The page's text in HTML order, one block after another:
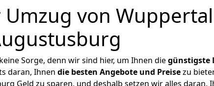
von
Sorge, denn wir sind hier, um Ihnen diegünstigste
daran, Ihnen die besten Angebote und Preisezu
Geld zu sparen, und deshalb setzen wir alles daran,